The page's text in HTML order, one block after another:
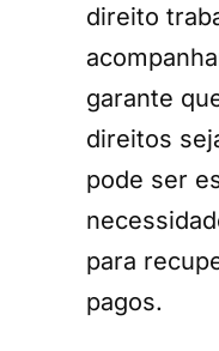
direito
garante
direitos
pode ser
para
pagos.